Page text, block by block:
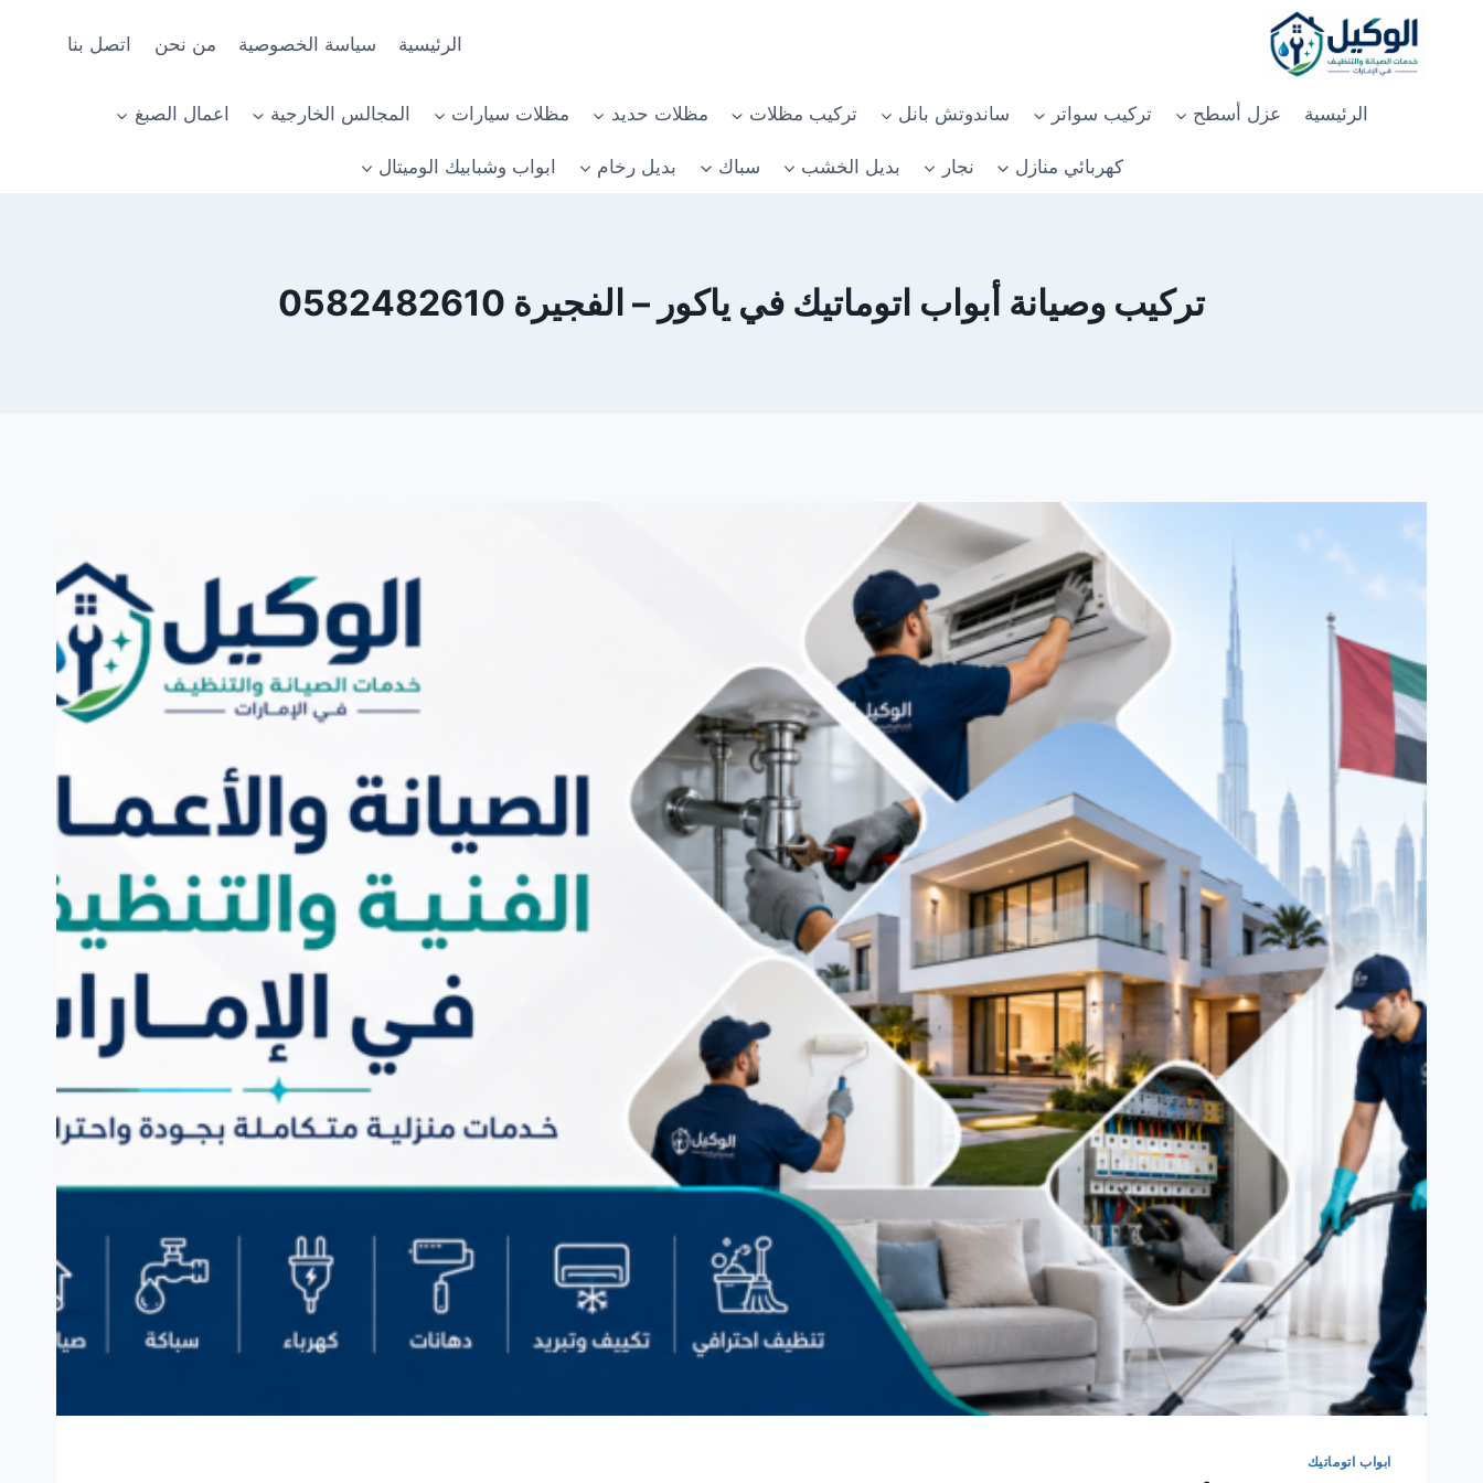
الرئيسية سياسة الخصوصية من نحن اتصل بنا
الرئيسية عزل أسطح تركيب سواتر ساندوتش بانل تركيب مظلات مظلات حديد مظلات سيارات المجالس الخارجية اعمال الصبغ
كهربائي منازل نجار بديل الخشب سباك بديل رخام ابواب وشبابيك الوميتال
تركيب وصيانة أبواب اتوماتيك في ياكور – الفجيرة 0582482610
ابواب اتوماتيك